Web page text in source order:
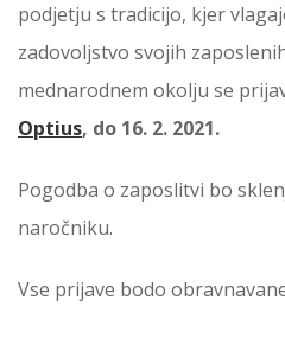
podjetju s tradicijo, kjer
zadovoljstvo svojih
mednarodnem okolju se
Optius, do 16. 2. 2021.
Pogodba o zaposlitvi bo
naročniku.
Vse prijave bodo